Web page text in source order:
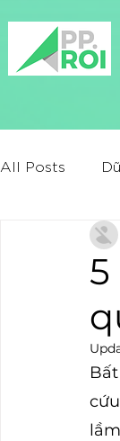
All Posts
Mobile
Digital
Quảng